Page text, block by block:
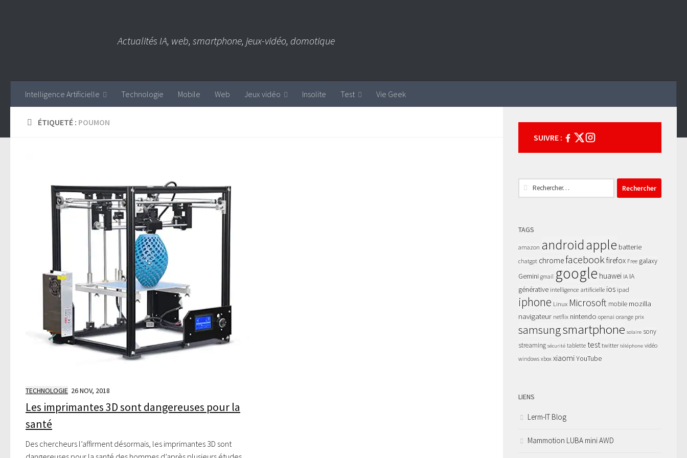
Actualités IA, web, smartphone, jeux-vidéo, domotique
Intelligence Artificielle Technologie Mobile Web Jeux vidéo Insolite Test Vie Geek
ÉTIQUETÉ : POUMON
TECHNOLOGIE 26 NOV, 2018
Les imprimantes 3D sont dangereuses pour la
santé
Des chercheurs l’affirment désormais, les imprimantes 3D sont
SUIVRE :
Rechercher :
TAGS
amazon androidapple batterie
chatgpt chromefacebookfirefox Free galaxy
Gemini gmail google huawei IA IA
générative intelligence artificielle ios ipad
iphone Linux Microsoft mobile mozilla
navigateur netflix nintendo openai orange prix
samsungsmartphone solaire sony
streaming sécurité tablette testtwitter téléphone vidéo
windows xbox xiaomiYouTube
LIENS
Lerm-IT Blog
Mammotion LUBA mini AWD